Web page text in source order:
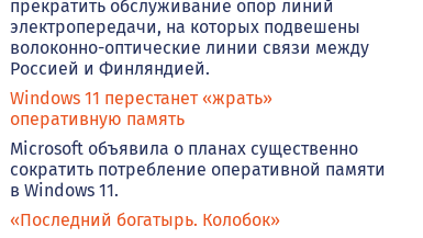
прекратить обслуживание опор линий
электропередачи, на которых подвешены
волоконно-оптические линии связи между
Россией и Финляндией.
Windows 11 перестанет «жрать»
оперативную память
Microsoft объявила о планах существенно
сократить потребление оперативной памяти
в Windows 11.
«Последний богатырь. Колобок»